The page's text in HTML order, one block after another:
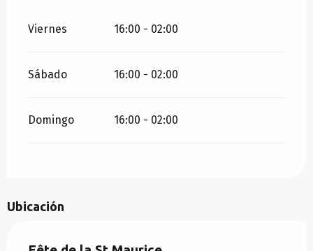
Viernes 16:00 - 02:00
Sábado 16:00 - 02:00
Domingo 16:00 - 02:00
Ubicación